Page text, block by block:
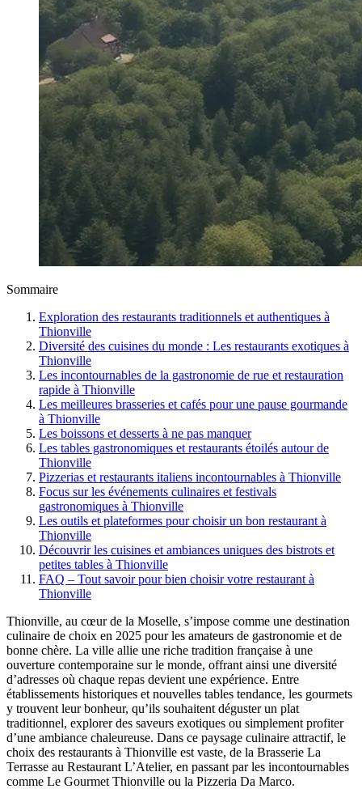
Sommaire
Exploration des restaurants traditionnels et authentiques à
Thionville
Diversité des cuisines du monde : Les restaurants exotiques à
Thionville
Les incontournables de la gastronomie de rue et restauration
rapide à Thionville
Les meilleures brasseries et cafés pour une pause gourmande
à Thionville
Les boissons et desserts à ne pas manquer
Les tables gastronomiques et restaurants étoilés autour de
Thionville
Pizzerias et restaurants italiens incontournables à Thionville
Focus sur les événements culinaires et festivals
gastronomiques à Thionville
Les outils et plateformes pour choisir un bon restaurant à
Thionville
Découvrir les cuisines et ambiances uniques des bistrots et
petites tables à Thionville
FAQ – Tout savoir pour bien choisir votre restaurant à
Thionville
Thionville, au cœur de la Moselle, s’impose comme une destination
culinaire de choix en 2025 pour les amateurs de gastronomie et de
bonne chère. La ville allie une riche tradition française à une
ouverture contemporaine sur le monde, offrant ainsi une diversité
d’adresses où chaque repas devient une expérience. Entre
établissements historiques et nouvelles tables tendance, les gourmets
y trouvent leur bonheur, qu’ils souhaitent déguster un plat
traditionnel, explorer des saveurs exotiques ou simplement profiter
d’une ambiance chaleureuse. Dans ce paysage culinaire attractif, le
choix des restaurants à Thionville est vaste, de la Brasserie La
Terrasse au Restaurant L’Atelier, en passant par les incontournables
comme Le Gourmet Thionville ou la Pizzeria Da Marco.